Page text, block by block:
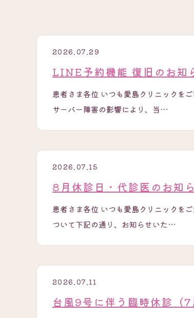
2026.07.29
LINE予約機能 復旧のお知
患者さま各位 いつも愛島クリニックを
サーバー障害の影響により、当…
2026.07.15
8月休診日・代診医のお知
患者さま各位 いつも愛島クリニックを
ついて下記の通り、お知らせいた…
2026.07.11
台風9号に伴う臨時休診（